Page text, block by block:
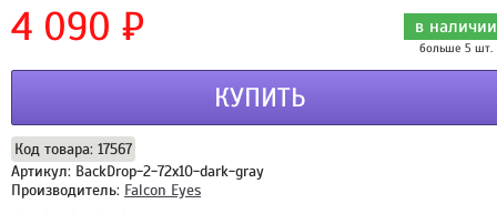
4 090 ₽ в наличии
больше 5 шт.
КУПИТЬ
Код товара: 17567
Артикул: BackDrop-2-72x10-dark-gray
Производитель: Falcon Eyes